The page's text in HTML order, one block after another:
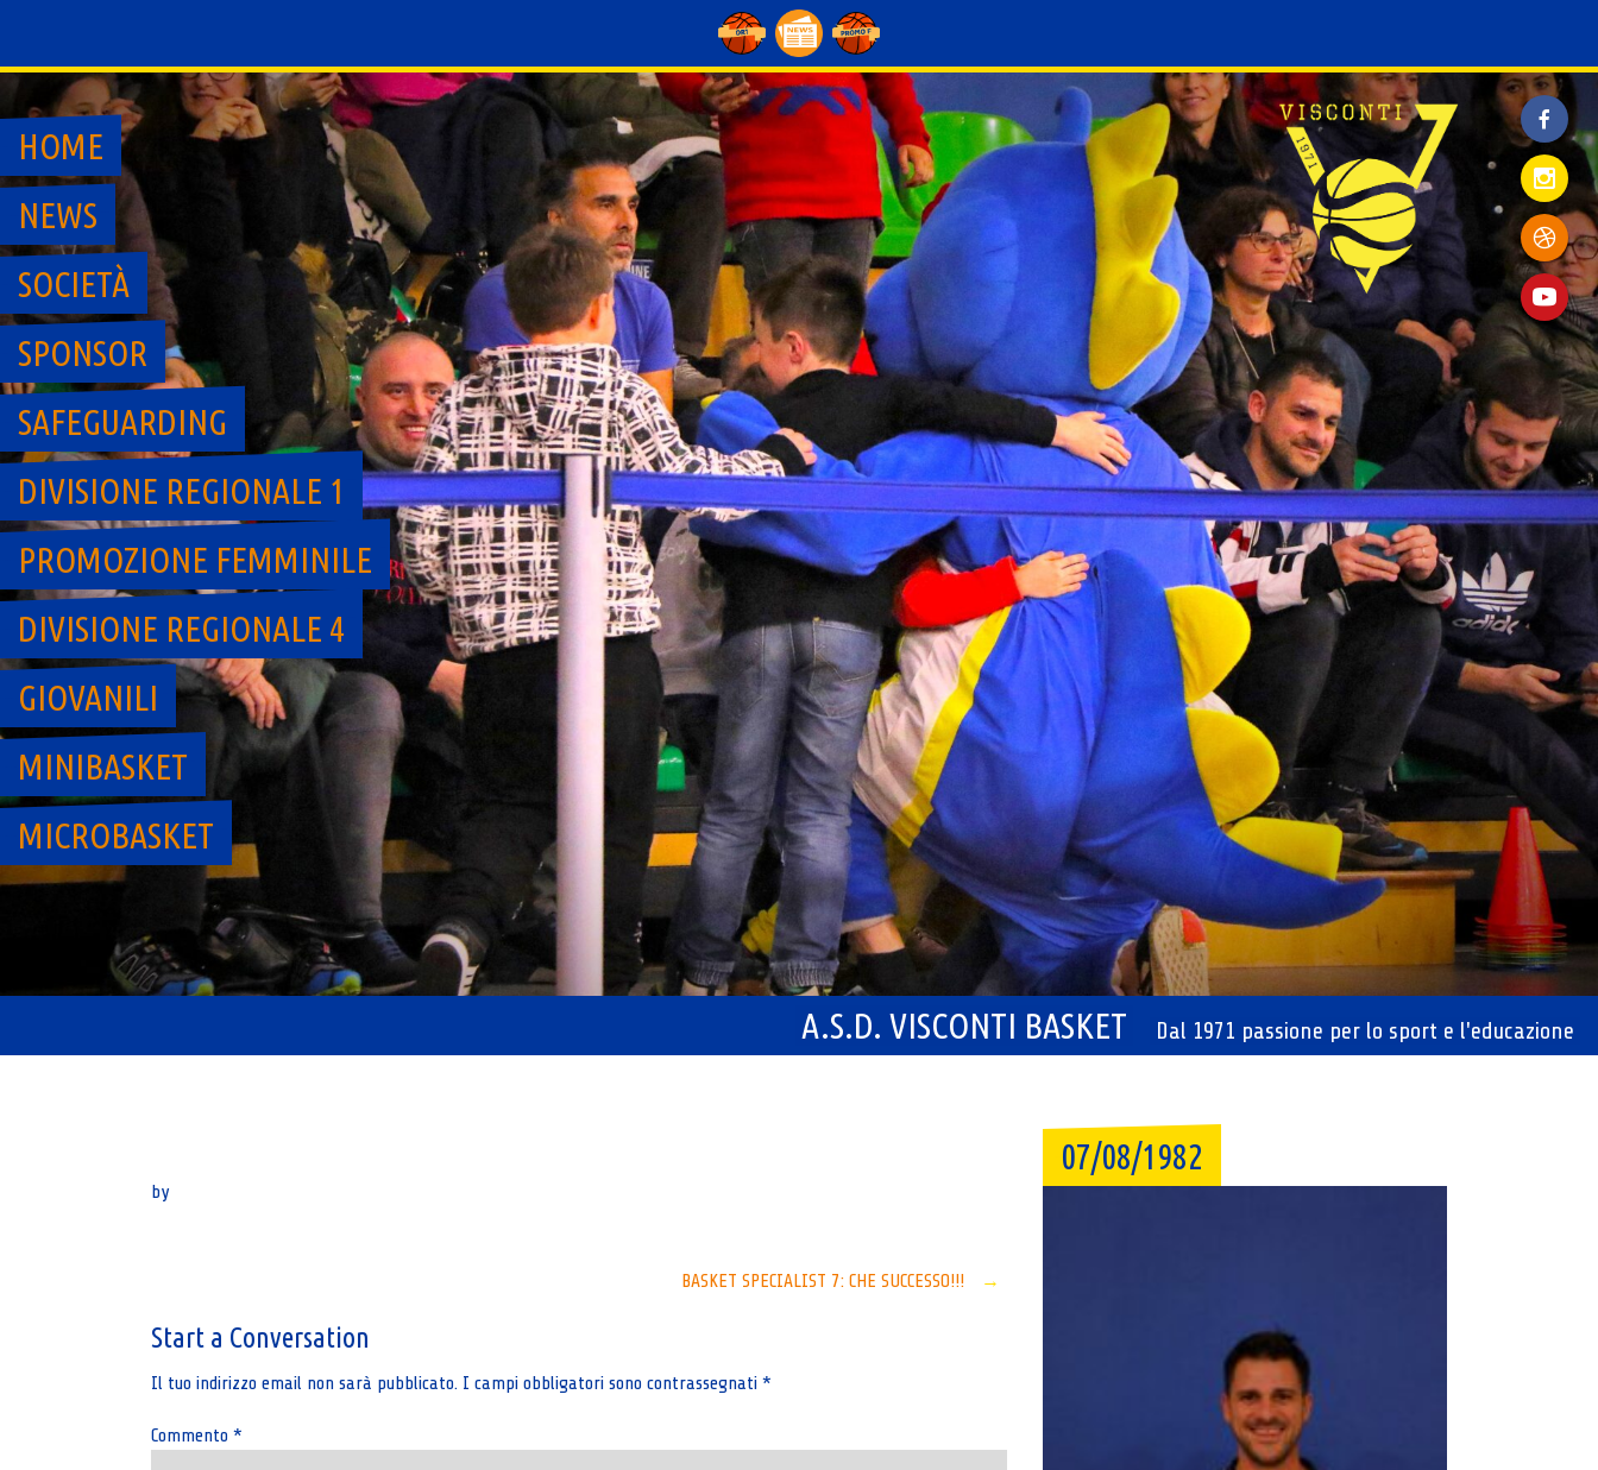
content
A.S.D. VISCONTI BASKET Dal 1971 passione per lo sport e l'educazione
HOME
NEWS
SOCIETÀ
SPONSOR
SAFEGUARDING
DIVISIONE REGIONALE 1
PROMOZIONE FEMMINILE
DIVISIONE REGIONALE 4
GIOVANILI
MINIBASKET
MICROBASKET
by
navigation
BASKET SPECIALIST 7: CHE SUCCESSO!!! →
Start a Conversation
Il tuo indirizzo email non sarà pubblicato. I campi obbligatori sono contrassegnati *
Commento *
07/08/1982